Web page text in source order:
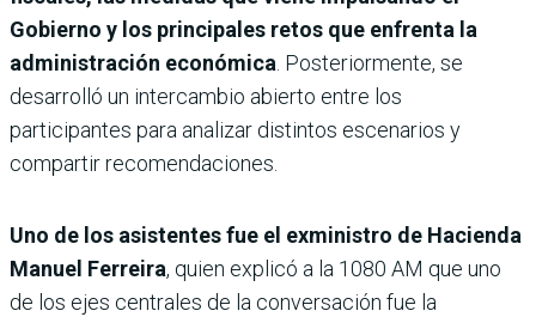
Gobierno y los principales retos que enfrenta la
administración económica. Posteriormente, se
desarrolló un intercambio abierto entre los
participantes para analizar distintos escenarios y
compartir recomendaciones.
Uno de los asistentes fue el exministro de Hacienda
Manuel Ferreira, quien explicó a la 1080 AM que uno
de los ejes centrales de la conversación fue la